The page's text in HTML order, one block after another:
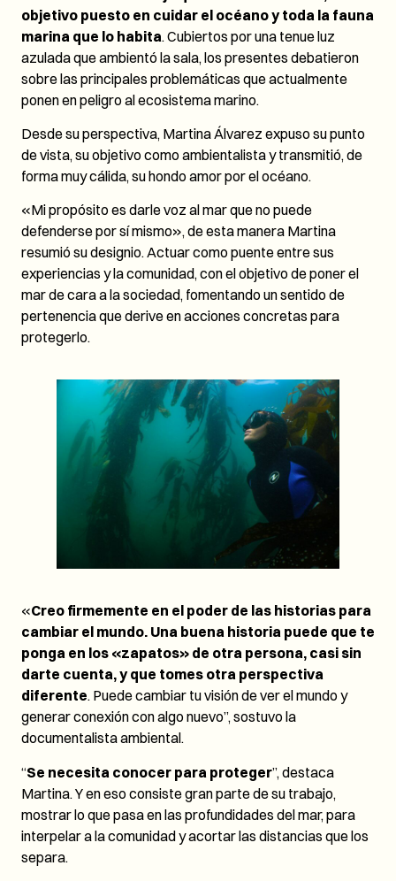
objetivo puesto en cuidar el océano y toda la fauna
marina que lo habita. Cubiertos por una tenue luz
azulada que ambientó la sala, los presentes debatieron
sobre las principales problemáticas que actualmente
ponen en peligro al ecosistema marino.
Desde su perspectiva, Martina Álvarez expuso su punto
de vista, su objetivo como ambientalista y transmitió, de
forma muy cálida, su hondo amor por el océano.
«Mi propósito es darle voz al mar que no puede
defenderse por sí mismo», de esta manera Martina
resumió su designio. Actuar como puente entre sus
experiencias y la comunidad, con el objetivo de poner el
mar de cara a la sociedad, fomentando un sentido de
pertenencia que derive en acciones concretas para
protegerlo.
«Creo firmemente en el poder de las historias para
cambiar el mundo. Una buena historia puede que te
ponga en los «zapatos» de otra persona, casi sin
darte cuenta, y que tomes otra perspectiva
diferente. Puede cambiar tu visión de ver el mundo y
generar conexión con algo nuevo”, sostuvo la
documentalista ambiental.
“Se necesita conocer para proteger”, destaca
Martina. Y en eso consiste gran parte de su trabajo,
mostrar lo que pasa en las profundidades del mar, para
interpelar a la comunidad y acortar las distancias que los
separa.